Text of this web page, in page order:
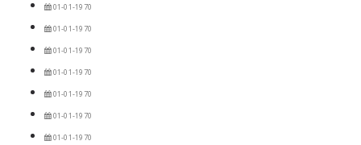
01-01-1970
01-01-1970
01-01-1970
01-01-1970
01-01-1970
01-01-1970
01-01-1970